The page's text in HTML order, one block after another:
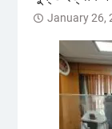
January 26,